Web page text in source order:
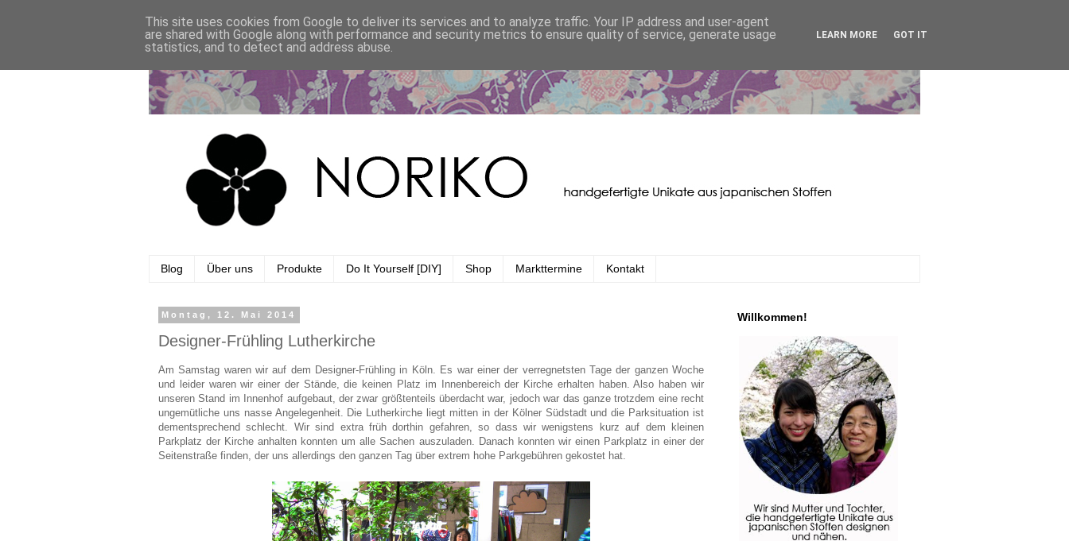
Blog Über uns Produkte Do It Yourself [DIY] Shop Markttermine Kontakt
Montag, 12. Mai 2014
Designer-Frühling Lutherkirche
Am Samstag waren wir auf dem Designer-Frühling in Köln. Es war einer der verregnetsten Tage der ganzen Woche
und leider waren wir einer der Stände, die keinen Platz im Innenbereich der Kirche erhalten haben. Also haben wir
unseren Stand im Innenhof aufgebaut, der zwar größtenteils überdacht war, jedoch war das ganze trotzdem eine recht
ungemütliche uns nasse Angelegenheit. Die Lutherkirche liegt mitten in der Kölner Südstadt und die Parksituation ist
dementsprechend schlecht. Wir sind extra früh dorthin gefahren, so dass wir wenigstens kurz auf dem kleinen
Parkplatz der Kirche anhalten konnten um alle Sachen auszuladen. Danach konnten wir einen Parkplatz in einer der
Seitenstraße finden, der uns allerdings den ganzen Tag über extrem hohe Parkgebühren gekostet hat.
Willkommen!
This site uses cookies from Google to deliver its services and to analyze traffic. Your IP address and user-agent
are shared with Google along with performance and security metrics to ensure quality of service, generate usage
statistics, and to detect and address abuse.
LEARN MORE GOT IT